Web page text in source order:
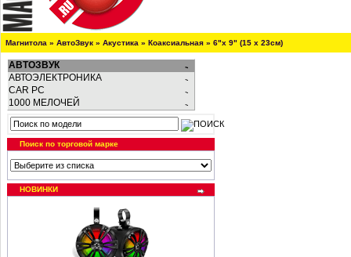
Магнитола » АвтоЗвук » Акустика » Коаксиальная » 6"х 9" (15 х 23см)
АВТОЗВУК
АВТОЭЛЕКТРОНИКА
CAR PC
1000 МЕЛОЧЕЙ
Поиск по торговой марке
НОВИНКИ